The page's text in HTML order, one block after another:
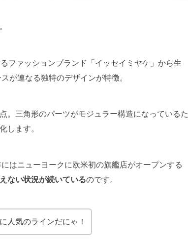
ファッションブランド「イッセイミヤケ」から生
が連なる独特のデザインが特徴。
。三角形のパーツがモジュラー構造になっているた
します。
はニューヨークに欧米初の旗艦店がオープンする
ない状況が続いているのです。
人気のラインだにゃ！